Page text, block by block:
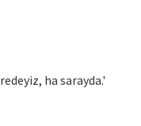
ha sarayda.'